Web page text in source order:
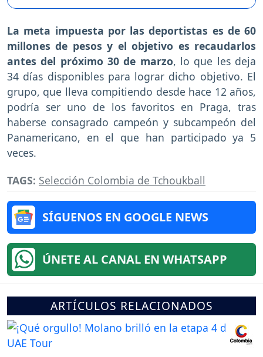
La meta impuesta por las deportistas es de 60
millones de pesos y el objetivo es recaudarlos
antes del próximo 30 de marzo, lo que les deja
34 días disponibles para lograr dicho objetivo. El
grupo, que lleva compitiendo desde hace 12 años,
podría ser uno de los favoritos en Praga, tras
haberse consagrado campeón y subcampeón del
Panamericano, en el que han participado ya 5
veces.
TAGS: Selección Colombia de Tchoukball
SÍGUENOS EN GOOGLE NEWS
ÚNETE AL CANAL EN WHATSAPP
ARTÍCULOS RELACIONADOS